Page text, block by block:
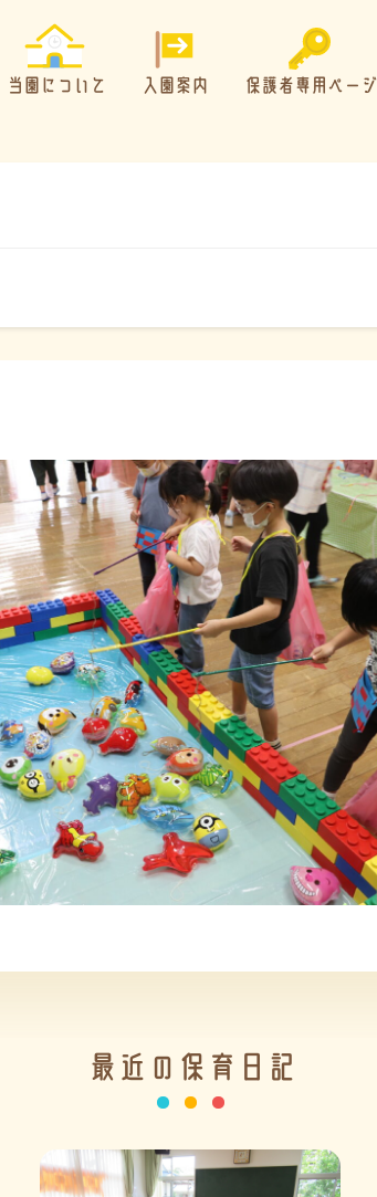
当園について 入園案内 保護者専用ページ
最近の保育日記
1日のスケジュール
年間行事
施設の紹介
情報公開